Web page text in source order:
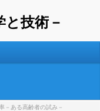
技術－
－ある高齢者の試み－